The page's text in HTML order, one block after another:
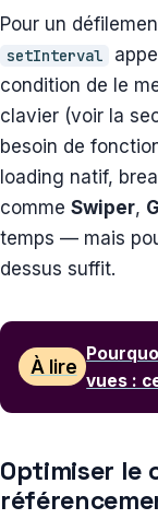
Pour un
setInterval
condition de le
clavier (voir la
besoin de
loading natif,
comme Swiper,
temps — mais
dessus suffit.
À lire
vues :
Optimiser le